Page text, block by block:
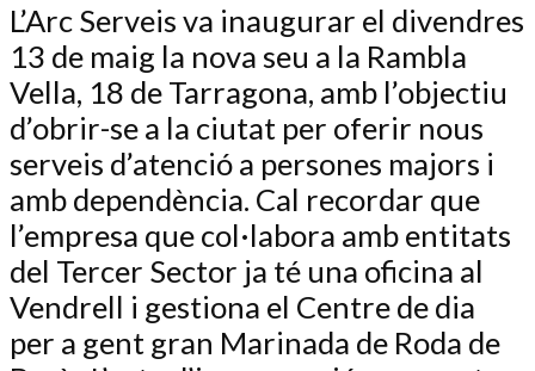
L’Arc Serveis va inaugurar el divendres
13 de maig la nova seu a la Rambla
Vella, 18 de Tarragona, amb l’objectiu
d’obrir-se a la ciutat per oferir nous
serveis d’atenció a persones majors i
amb dependència. Cal recordar que
l’empresa que col·labora amb entitats
del Tercer Sector ja té una oficina al
Vendrell i gestiona el Centre de dia
per a gent gran Marinada de Roda de